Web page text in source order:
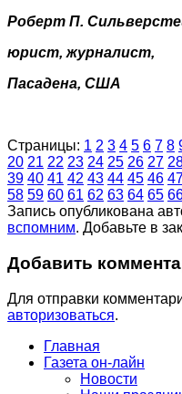
Роберт П.
юрист, журналист,
Пасадена, США
Страницы: 1 2 3 4 5 6 7 8
20 21 22 23 24 25 26 27
39 40 41 42 43 44 45 46
58 59 60 61 62 63 64 65
Запись опубликована
вспомним. Добавьте в
Добавить
Для отправки
авторизоваться.
Главная
Газета он-лайн
Новости